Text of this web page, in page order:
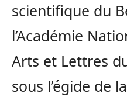
scientifique du
l’Académie
Arts et Lettres
sous l’égide de